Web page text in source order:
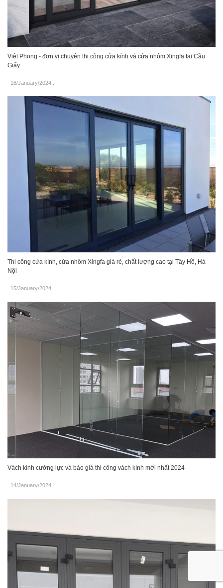
Việt Phong - đơn vị chuyên thi công cửa kính và cửa nhôm Xingfa tại Cầu
Giấy
16/January/2024
Thi công cửa kính, cửa nhôm Xingfa giá rẻ, chất lượng cao tại Tây Hồ, Hà
Nội
15/January/2024
Vách kính cường lực và báo giá thi công vách kính mới nhất 2024
14/January/2024